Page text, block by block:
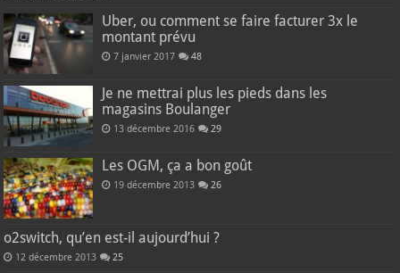
Uber, ou comment se faire facturer 3x le
montant prévu
7 janvier 2017 48
Je ne mettrai plus les pieds dans les
magasins Boulanger
13 décembre 2016 29
Les OGM, ça a bon goût
19 décembre 2013 26
o2switch, qu’en est-il aujourd’hui ?
12 décembre 2013 25